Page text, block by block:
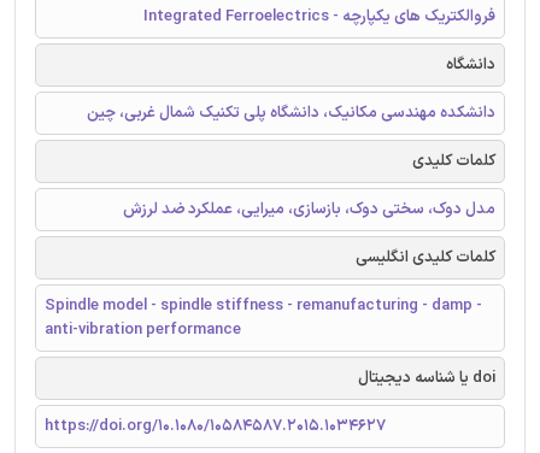
فروالکتریک های یکپارچه - Integrated Ferroelectrics
دانشگاه
دانشکده مهندسی مکانیک، دانشگاه پلی تکنیک شمال غربی، چین
کلمات کلیدی
مدل دوک، سختی دوک، بازسازی، میرایی، عملکرد ضد لرزش
کلمات کلیدی انگلیسی
Spindle model - spindle stiffness - remanufacturing - damp -
anti-vibration performance
doi یا شناسه دیجیتال
https://doi.org/10.1080/10584587.2015.1034627